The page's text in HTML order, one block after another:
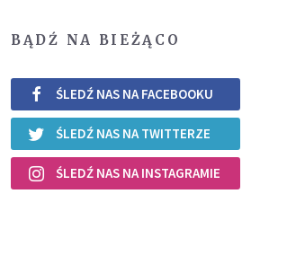
BĄDŹ NA BIEŻĄCO
ŚLEDŹ NAS NA FACEBOOKU
ŚLEDŹ NAS NA TWITTERZE
ŚLEDŹ NAS NA INSTAGRAMIE